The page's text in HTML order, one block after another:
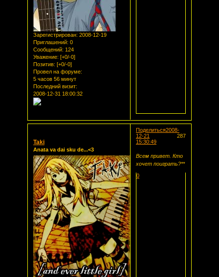
Зарегистрирован: 2008-12-19
Приглашений: 0
Сообщений: 124
Уважение: [+0/-0]
Позитив: [+0/-0]
Провел на форуме:
5 часов 56 минут
Последний визит:
2008-12-31 18:00:32
Поделиться
287
2008-
12-21
15:30:49
Taki
Anata va dai sku de...<3
Всем привет. Кто
хочет поиграть?**
0